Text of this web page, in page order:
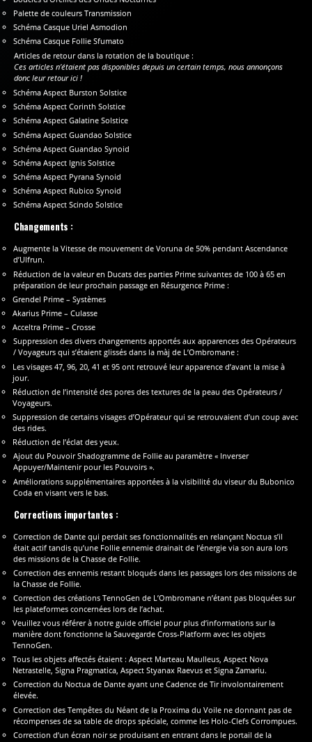
Palette de couleurs Transmission
Schéma Casque Uriel Asmodion
Schéma Casque Follie Sfumato
Articles de retour dans la rotation de la boutique :
Ces articles n’étaient pas disponibles depuis un certain temps, nous annonçons
donc leur retour ici !
Schéma Aspect Burston Solstice
Schéma Aspect Corinth Solstice
Schéma Aspect Galatine Solstice
Schéma Aspect Guandao Solstice
Schéma Aspect Guandao Synoid
Schéma Aspect Ignis Solstice
Schéma Aspect Pyrana Synoid
Schéma Aspect Rubico Synoid
Schéma Aspect Scindo Solstice
Changements :
Augmente la Vitesse de mouvement de Voruna de 50% pendant Ascendance
d’Ulfrun.
Réduction de la valeur en Ducats des parties Prime suivantes de 100 à 65 en
préparation de leur prochain passage en Résurgence Prime :
Grendel Prime – Systèmes
Akarius Prime – Culasse
Acceltra Prime – Crosse
Suppression des divers changements apportés aux apparences des Opérateurs
/ Voyageurs qui s’étaient glissés dans la màj de L’Ombromane :
Les visages 47, 96, 20, 41 et 95 ont retrouvé leur apparence d’avant la mise à
jour.
Réduction de l’intensité des pores des textures de la peau des Opérateurs /
Voyageurs.
Suppression de certains visages d’Opérateur qui se retrouvaient d’un coup avec
des rides.
Réduction de l’éclat des yeux.
Ajout du Pouvoir Shadogramme de Follie au paramètre « Inverser
Appuyer/Maintenir pour les Pouvoirs ».
Améliorations supplémentaires apportées à la visibilité du viseur du Bubonico
Coda en visant vers le bas.
Corrections importantes :
Correction de Dante qui perdait ses fonctionnalités en relançant Noctua s’il
était actif tandis qu’une Follie ennemie drainait de l’énergie via son aura lors
des missions de la Chasse de Follie.
Correction des ennemis restant bloqués dans les passages lors des missions de
la Chasse de Follie.
Correction des créations TennoGen de L’Ombromane n’étant pas bloquées sur
les plateformes concernées lors de l’achat.
Veuillez vous référer à notre guide officiel pour plus d’informations sur la
manière dont fonctionne la Sauvegarde Cross-Platform avec les objets
TennoGen.
Tous les objets affectés étaient : Aspect Marteau Maulleus, Aspect Nova
Netrastelle, Signa Pragmatica, Aspect Styanax Raevus et Signa Zamariu.
Correction du Noctua de Dante ayant une Cadence de Tir involontairement
élevée.
Correction des Tempêtes du Néant de la Proxima du Voile ne donnant pas de
récompenses de sa table de drops spéciale, comme les Holo-Clefs Corrompues.
Correction d’un écran noir se produisant en entrant dans le portail de la